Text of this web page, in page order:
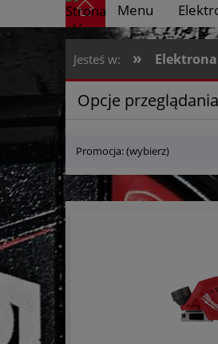
Menu
O nas
Jesteś w: »
Opcje przeglądania
Promocja: (wybierz)